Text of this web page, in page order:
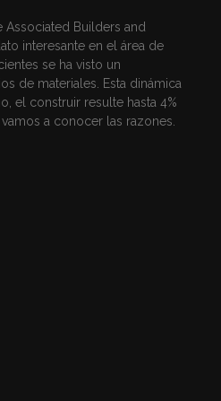
Associated Builders and
interesante en el área de
se ha visto un
de materiales. Esta dinámica
el construir resulte hasta 4%
a conocer las razones.